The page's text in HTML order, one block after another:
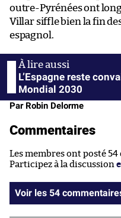
outre-Pyrénées ont
Villar siffle bien la fin
espagnol.
L’Espagne reste
Mondial 2030
Par Robin Delorme
Commentaires
Les membres ont posté
Participez à la discussion
Voir les 54